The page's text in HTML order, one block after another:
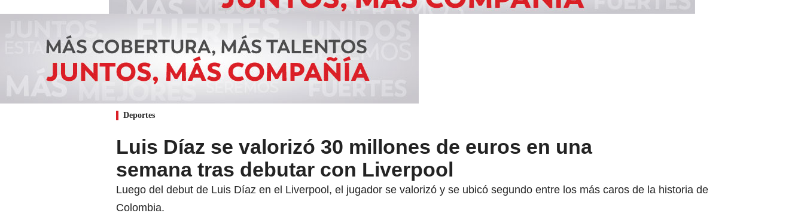
Deportes
Luis Díaz se valorizó 30 millones de euros en una
semana tras debutar con Liverpool
Luego del debut de Luis Díaz en el Liverpool, el jugador se valorizó y se ubicó segundo entre los más caros de la historia de
Colombia.